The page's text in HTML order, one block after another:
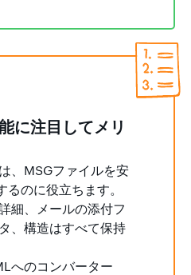
に注目してメリ
、MSGファイルを安
のに役立ちます。
細、メールの添付フ
、構造はすべて保持
へのコンバーター